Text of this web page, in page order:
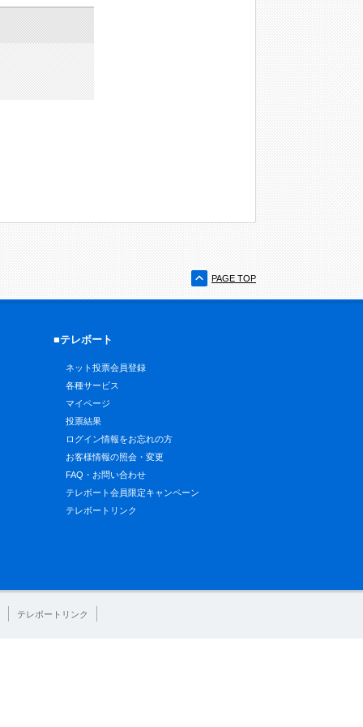
PAGE TOP
■テレボート
ネット投票会員登録
各種サービス
マイページ
投票結果
ログイン情報をお忘れの方
お客様情報の照会・変更
FAQ・お問い合わせ
テレボート会員限定キャンペーン
テレボートリンク
テレボートリンク